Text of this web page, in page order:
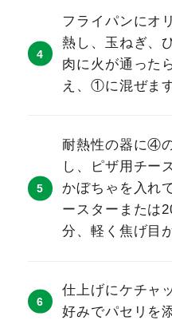
フライパンにオ
熱し、玉ねぎ、
肉に火が通った
え、①に混ぜます
耐熱性の器に④
し、ピザ用チー
かぼちゃを入れ
ースターまたは
分、軽く焦げ目
仕上げにケチャ
好みでパセリを